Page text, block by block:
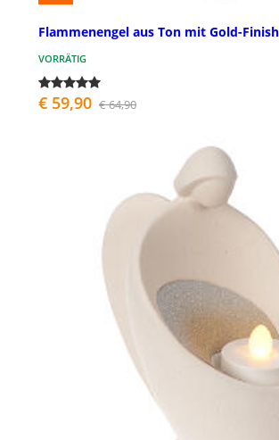
Flammenengel aus Ton mit Gold-
VORRÄTIG
€ 59,90 € 64,90